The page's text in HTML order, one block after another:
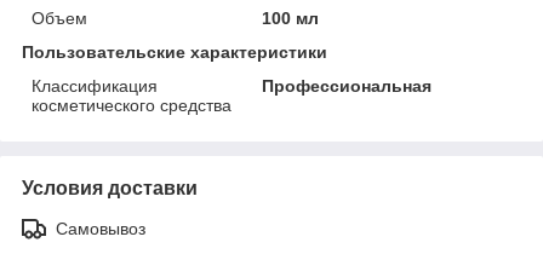
Объем
100 мл
Пользовательские характеристики
Классификация
косметического средства
Профессиональная
Условия доставки
Самовывоз